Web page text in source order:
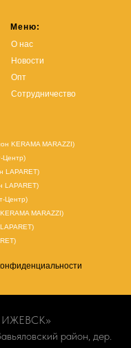
Меню:
О нас
Новости
Опт
Сотрудничество
KERAMA MARAZZI)
Центр)
LAPARET)
LAPARET)
Центр)
MARAZZI)
)
район, дер.